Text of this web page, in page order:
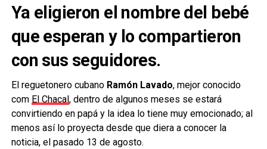
Ya eligieron el nombre del bebé
que esperan y lo compartieron
con sus seguidores.
El reguetonero cubano Ramón Lavado, mejor conocido
com El Chacal, dentro de algunos meses se estará
convirtiendo en papá y la idea lo tiene muy emocionado; al
menos así lo proyecta desde que diera a conocer la
noticia, el pasado 13 de agosto.